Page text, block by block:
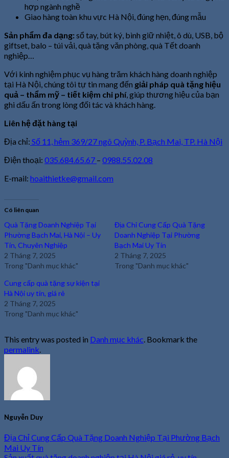
hợp ngành nghề
Giao hàng toàn khu vực Hà Nội, đúng hẹn, đúng mẫu
Sản phẩm đa dạng:sổ tay, bút ký, bình giữ nhiệt, ô dù, USB, bộ
giftset, balo – túi vải, quà tặng văn phòng, quà Tết doanh
nghiệp…
Với kinh nghiệm phục vụ hàng trăm khách hàng doanh nghiệp
tại Hà Nội, chúng tôi tự tin mang đến giải pháp quà tặng hiệu
quả – thẩm mỹ – tiết kiệm chi phí, giúp thương hiệu của bạn
ghi dấu ấn trong lòng đối tác và khách hàng.
Liên hệ đặt hàng tại
Địa chỉ: Số 11, hẻm 369/27 ngõ Quỳnh, P. Bạch Mai, TP. Hà Nội
Điện thoại: 035.684.65.67 – 0988.55.02.08
E-mail: hoaithietke@gmail.com
Có liên quan
Quà Tặng Doanh Nghiệp Tại
Phường Bạch Mai, Hà Nội – Uy
Tín, Chuyên Nghiệp
2 Tháng 7, 2025
Trong "Danh mục khác"
Địa Chỉ Cung Cấp Quà Tặng
Doanh Nghiệp Tại Phường
Bạch Mai Uy Tín
2 Tháng 7, 2025
Trong "Danh mục khác"
Cung cấp quà tặng sự kiện tại
Hà Nội uy tín, giá rẻ
2 Tháng 7, 2025
Trong "Danh mục khác"
This entry was posted in Danh mục khác . Bookmark the
permalink
Nguyễn Duy
Địa Chỉ Cung Cấp Quà Tặng Doanh Nghiệp Tại Phường Bạch
Mai Uy Tín